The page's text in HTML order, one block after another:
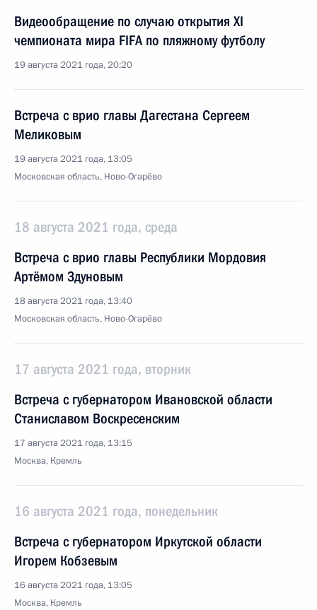
Видеообращение по случаю открытия XI
чемпионата мира FIFA по пляжному футболу
19 августа 2021 года, 20:20
Встреча с врио главы Дагестана Сергеем
Меликовым
19 августа 2021 года, 13:05
Московская область, Ново-Огарёво
18 августа 2021 года, среда
Встреча с врио главы Республики Мордовия
Артёмом Здуновым
18 августа 2021 года, 13:40
Московская область, Ново-Огарёво
17 августа 2021 года, вторник
Встреча с губернатором Ивановской области
Станиславом Воскресенским
17 августа 2021 года, 13:15
Москва, Кремль
16 августа 2021 года, понедельник
Встреча с губернатором Иркутской области
Игорем Кобзевым
16 августа 2021 года, 13:05
Москва, Кремль